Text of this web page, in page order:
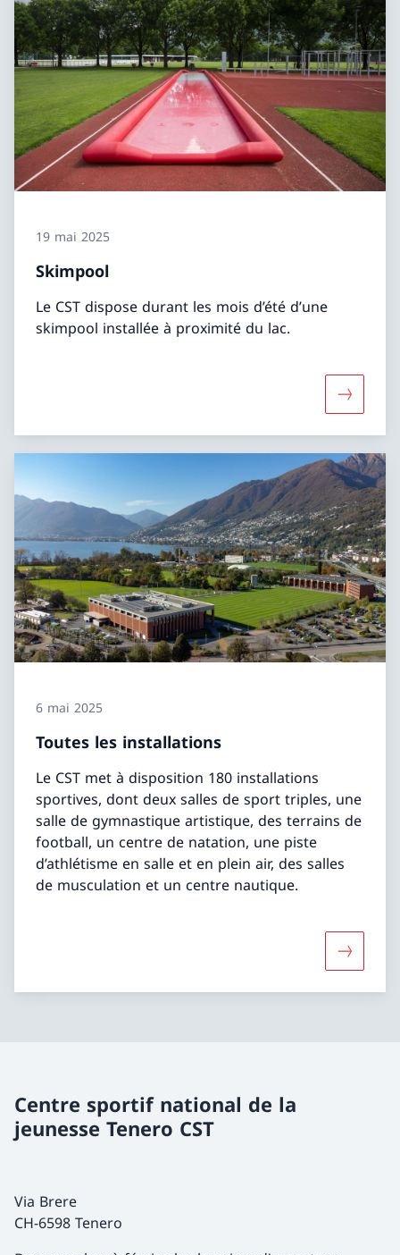
19 mai 2025
Skimpool
Le CST dispose durant les mois d’été d’une
skimpool installée à proximité du lac.
6 mai 2025
Toutes les installations
Le CST met à disposition 180 installations
sportives, dont deux salles de sport triples, une
salle de gymnastique artistique, des terrains de
football, un centre de natation, une piste
d’athlétisme en salle et en plein air, des salles
de musculation et un centre nautique.
Centre sportif national de la
jeunesse Tenero CST
Via Brere
CH-6598 Tenero